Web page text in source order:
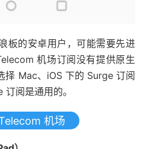
板的安卓用户，可能需要先进
机场订阅没有提供原生
Mac、iOS 下的 Surge 订阅
阅是通用的。
机场